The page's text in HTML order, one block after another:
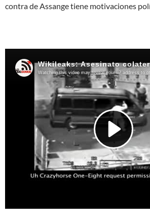
contra de Assange tiene motivaciones